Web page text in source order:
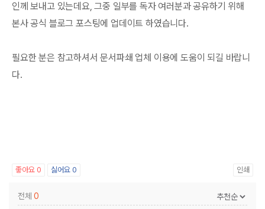
인께 보내고 있는데요, 그중 일부를 독자 여러분과 공유하기 위해
본사 공식 블로그 포스팅에 업데이트 하였습니다.
필요한 분은 참고하셔서 문서파쇄 업체 이용에 도움이 되길 바랍니
다.
좋아요 0 싫어요 0 인쇄
전체0